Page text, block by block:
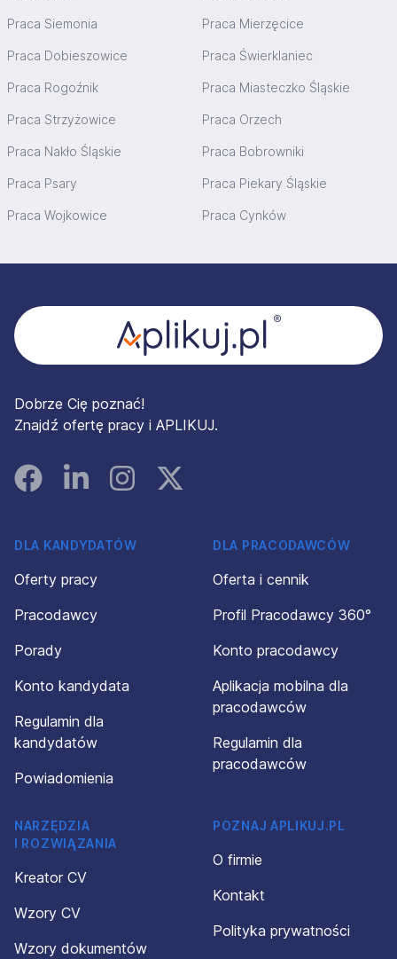
Praca Siemonia Praca Mierzęcice
Praca Dobieszowice Praca Świerklaniec
Praca Rogoźnik Praca Miasteczko Śląskie
Praca Strzyżowice Praca Orzech
Praca Nakło Śląskie Praca Bobrowniki
Praca Psary Praca Piekary Śląskie
Praca Wojkowice Praca Cynków
Dobrze Cię poznać!
Znajdź ofertę pracy i APLIKUJ.
FacebookLinked InInstagramInstagram
DLA KANDYDATÓW
Oferty pracy
Pracodawcy
Porady
Konto kandydata
Regulamin dla
kandydatów
Powiadomienia
DLA PRACODAWCÓW
Oferta i cennik
Profil Pracodawcy 360°
Konto pracodawcy
Aplikacja mobilna dla
pracodawców
Regulamin dla
pracodawców
NARZĘDZIA
I ROZWIĄZANIA
Kreator CV
Wzory CV
Wzory dokumentów
POZNAJ APLIKUJ.PL
O firmie
Kontakt
Polityka prywatności